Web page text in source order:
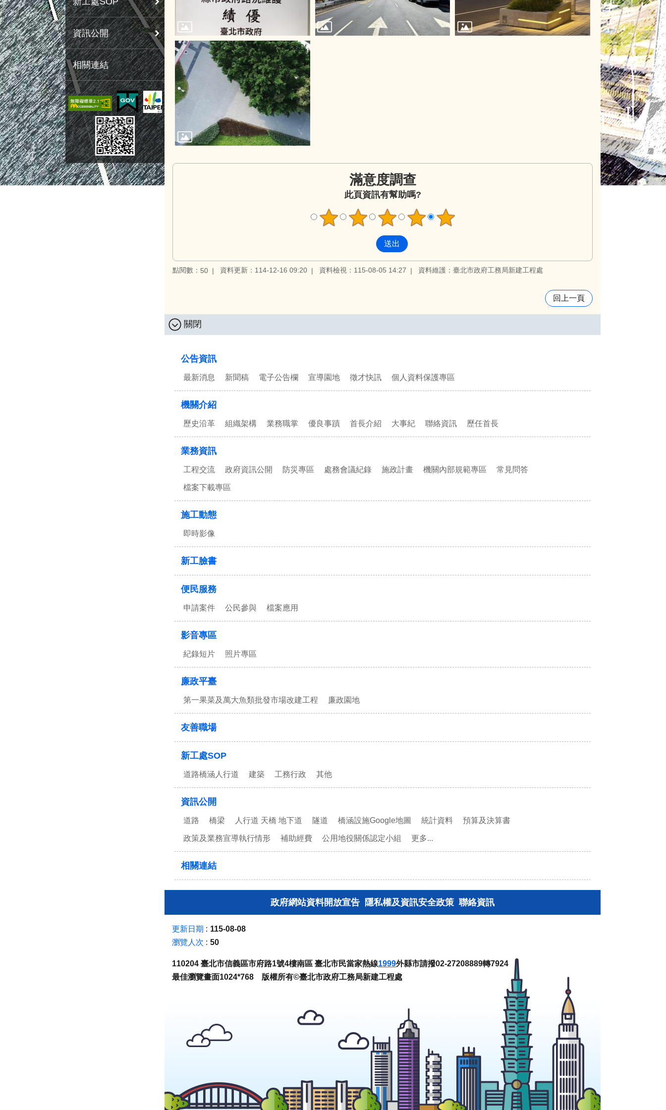
資訊公開
相關連結
滿意度調查
此頁資訊有幫助嗎?
點閱數： 50 資料更新：114-12-16 09:20 資料檢視：115-08-05 14:27 資料維護：臺北市政府工務局新建工程處
回上一頁
關閉
公告資訊
最新消息 新聞稿 電子公告欄 宣導園地 徵才快訊 個人資料保護專區
機關介紹
歷史沿革 組織架構 業務職掌 優良事蹟 首長介紹 大事紀 聯絡資訊 歷任首長
業務資訊
工程交流 政府資訊公開 防災專區 處務會議紀錄 施政計畫 機關內部規範專區 常見問答
檔案下載專區
施工動態
即時影像
新工臉書
便民服務
申請案件 公民參與 檔案應用
影音專區
紀錄短片 照片專區
廉政平臺
第一果菜及萬大魚類批發市場改建工程 廉政園地
友善職場
新工處SOP
道路橋涵人行道 建築 工務行政 其他
資訊公開
道路 橋梁 人行道 天橋 地下道 隧道 橋涵設施Google地圖 統計資料 預算及決算書
政策及業務宣導執行情形 補助經費 公用地役關係認定小組 更多...
相關連結
政府網站資料開放宣告 隱私權及資訊安全政策 聯絡資訊
更新日期
115-08-08
瀏覽人次
50
110204 臺北市信義區市府路1號4樓南區 臺北市民當家熱線1999外縣市請撥02-27208889轉7924
最佳瀏覽畫面1024*768 版權所有©臺北市政府工務局新建工程處